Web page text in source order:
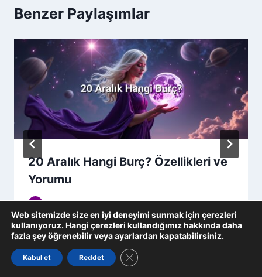
Benzer Paylaşımlar
20 Aralık Hangi Burç? Özellikleri ve
Yorumu
Burcistan Uzman Ekibi
24 Ocak 2026
Web sitemizde size en iyi deneyimi sunmak için çerezleri
kullanıyoruz. Hangi çerezleri kullandığımız hakkında daha
fazla şey öğrenebilir veyaayarlardan kapatabilirsiniz.
Kabul et Reddet GDPR çerez şeridini kapat